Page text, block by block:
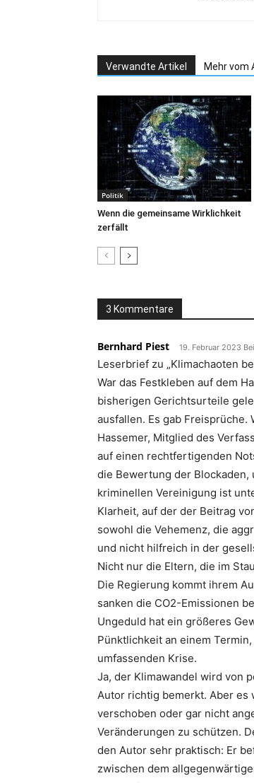
Verwandte Artikel Mehr vom
Politik
Wenn die gemeinsame Wirklichkeit
zerfällt
3 Kommentare
Bernhard Piest 19. Februar 2023
Leserbrief zu „Klimachaoten
War das Festkleben auf dem
bisherigen Gerichtsurteile
ausfallen. Es gab
Hassemer, Mitglied des
auf einen rechtfertigenden
die Bewertung der
kriminellen Vereinigung ist
Klarheit, auf der der Beitrag
sowohl die Vehemenz, die
und nicht hilfreich in der
Nicht nur die Eltern, die im
Die Regierung kommt ihrem
sanken die CO2-Emissionen
Ungeduld hat ein größeres
Pünktlichkeit an einem
umfassenden Krise.
Ja, der Klimawandel wird von
Autor richtig bemerkt. Aber es
verschoben oder gar nicht
Veränderungen zu schützen.
den Autor sehr praktisch: Er
zwischen dem